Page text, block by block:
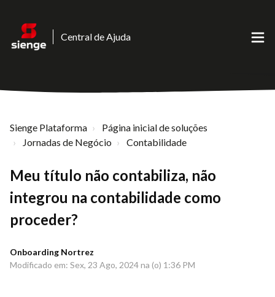
Central de Ajuda
Sienge Plataforma
Página inicial de soluções
Jornadas de Negócio
Contabilidade
Meu título não contabiliza, não
integrou na contabilidade como
proceder?
Onboarding Nortrez
Modificado em: Sex, 23 Ago, 2024 na (o) 1:36 PM